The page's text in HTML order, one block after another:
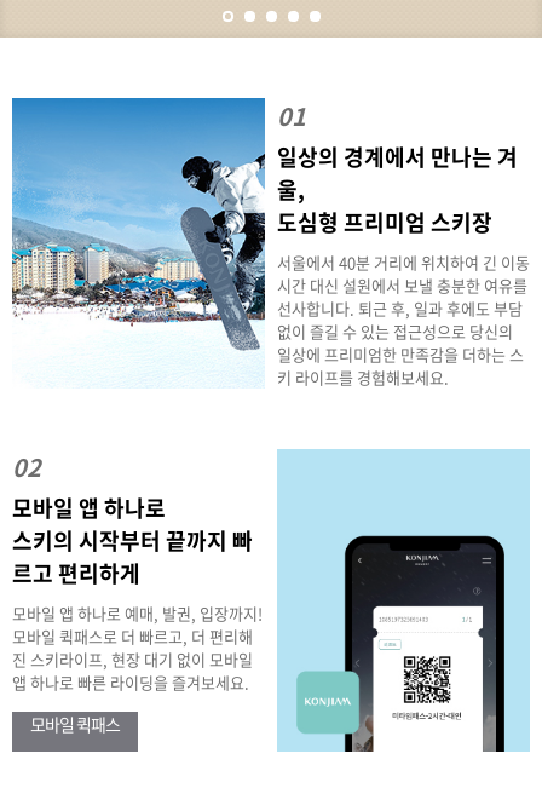
01
일상의 경계에서 만나는 겨
울,
도심형 프리미엄 스키장
서울에서 40분 거리에 위치하여 긴 이동
시간 대신 설원에서 보낼 충분한 여유를
선사합니다. 퇴근 후, 일과 후에도 부담
없이 즐길 수 있는 접근성으로 당신의
일상에 프리미엄한 만족감을 더하는 스
키 라이프를 경험해보세요.
02
모바일 앱 하나로
스키의 시작부터 끝까지 빠
르고 편리하게
모바일 앱 하나로 예매, 발권, 입장까지!
모바일 퀵패스로 더 빠르고, 더 편리해
진 스키라이프, 현장 대기 없이 모바일
앱 하나로 빠른 라이딩을 즐겨보세요.
모바일 퀵패스